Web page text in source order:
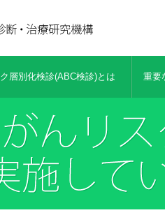
層別化検診(ABC検診)とは 重要